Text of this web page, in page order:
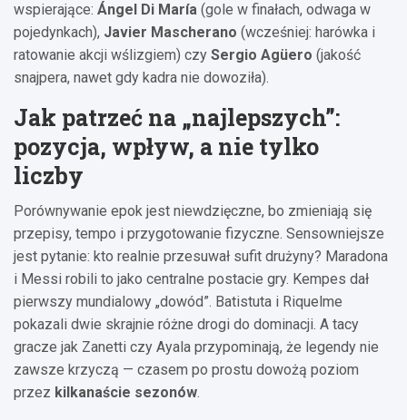
wspierające: Ángel Di María (gole w finałach, odwaga w
pojedynkach), Javier Mascherano (wcześniej: harówka i
ratowanie akcji wślizgiem) czy Sergio Agüero (jakość
snajpera, nawet gdy kadra nie dowoziła).
Jak patrzeć na „najlepszych”:
pozycja, wpływ, a nie tylko
liczby
Porównywanie epok jest niewdzięczne, bo zmieniają się
przepisy, tempo i przygotowanie fizyczne. Sensowniejsze
jest pytanie: kto realnie przesuwał sufit drużyny? Maradona
i Messi robili to jako centralne postacie gry. Kempes dał
pierwszy mundialowy „dowód”. Batistuta i Riquelme
pokazali dwie skrajnie różne drogi do dominacji. A tacy
gracze jak Zanetti czy Ayala przypominają, że legendy nie
zawsze krzyczą — czasem po prostu dowożą poziom
przez kilkanaście sezonów.